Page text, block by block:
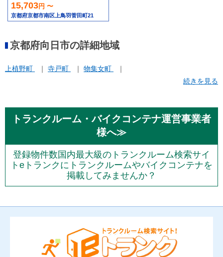
15,703円 〜
京都府京都市南区上鳥羽菅田町21
京都府向日市の詳細地域
上植野町 寺戸町
物集女町
続きを見る
トランクルーム・バイクコンテナ運営事業者
様へ≫
登録物件数国内最大級のトランクルーム検索サイ
トeトランクにトランクルームやバイクコンテナを
掲載してみませんか？